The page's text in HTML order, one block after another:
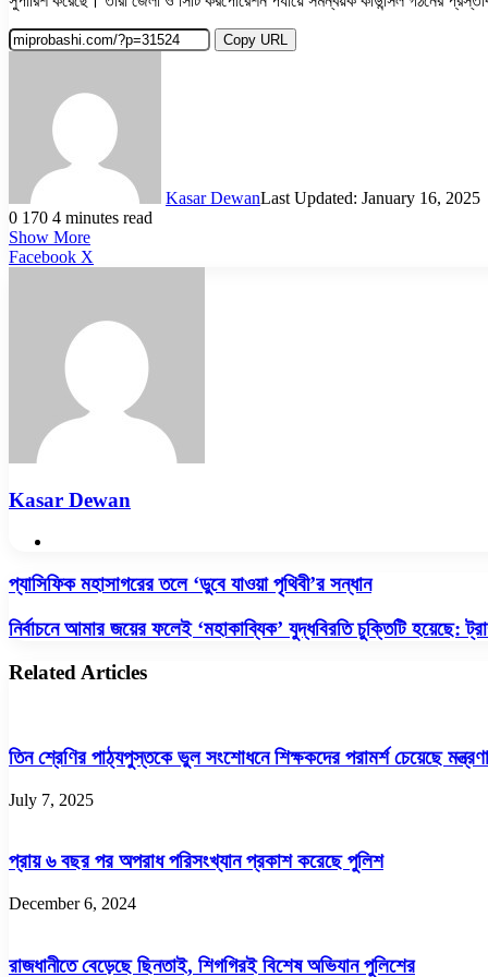
Copy URL
Kasar DewanLast Updated: January 16, 2025
0 170 4 minutes read
Show More
Facebook X
Kasar Dewan
প্যাসিফিক
মহাসাগরের
তলে
‘ডুবে
পৃথিবী’র
প্যাসিফিক মহাসাগরের তলে ‘ডুবে যাওয়া পৃথিবী’র সন্ধান
নির্বাচনে
জয়ের
ফলেই
চুক্তিটি
হয়েছে:
নির্বাচনে আমার জয়ের ফলেই ‘মহাকাব্যিক’ যুদ্ধবিরতি চুক্তিটি হয়েছে:
Related Articles
তিন শ্রেণির পাঠ্যপুস্তকে ভুল সংশোধনে শিক্ষকদের পরামর্শ চেয়েছে
July 7, 2025
প্রায় ৬ বছর পর অপরাধ পরিসংখ্যান প্রকাশ করেছে পুলিশ
December 6, 2024
রাজধানীতে বেড়েছে ছিনতাই, শিগগিরই বিশেষ অভিযান পুলিশের